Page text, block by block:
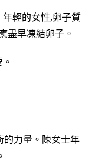
輕的女性,卵子質
盡早凍結卵子。
的力量。陳女士年